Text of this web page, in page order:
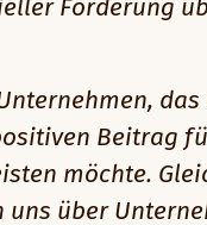
Förderung
Beitrag
möchte.
uns über